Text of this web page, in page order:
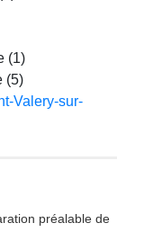
(1)
(5)
Valery-sur-
préalable de